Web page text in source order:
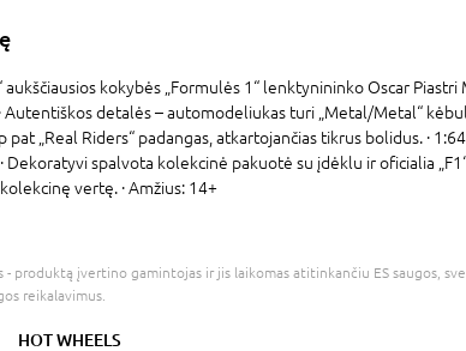
aukščiausios kokybės „Formulės 1“ lenktynininko Oscar Piastri
Autentiškos detalės – automodeliukas turi „Metal/Metal“
pat „Real Riders“ padangas, atkartojančias tikrus bolidus. ·
Dekoratyvi spalvota kolekcinė pakuotė su įdėklu ir oficialia
vertę. · Amžius: 14+
- produktą įvertino gamintojas ir jis laikomas atitinkančiu ES saugos,
reikalavimus.
HOT WHEELS